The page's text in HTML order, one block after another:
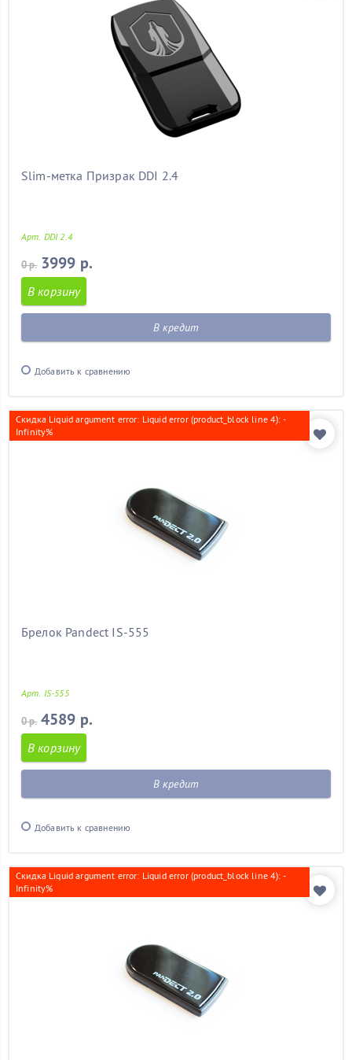
Slim-метка Призрак DDI 2.4
Арт. DDI 2.4
0 р. 3999 р.
В корзину
В кредит
Добавить к сравнению
Скидка Liquid argument error: Liquid error (product_block line 4): -
Infinity%
Брелок Pandect IS-555
Арт. IS-555
0 р. 4589 р.
В корзину
В кредит
Добавить к сравнению
Скидка Liquid argument error: Liquid error (product_block line 4): -
Infinity%